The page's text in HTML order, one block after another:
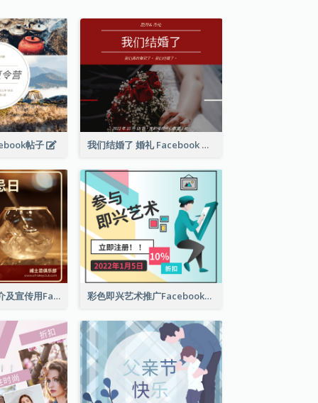
帖子 我们结婚了 婚礼 Facebook 帖子
世界威士忌日简介及宣传用Facebook帖子 彩色即兴艺术推广Facebook帖子